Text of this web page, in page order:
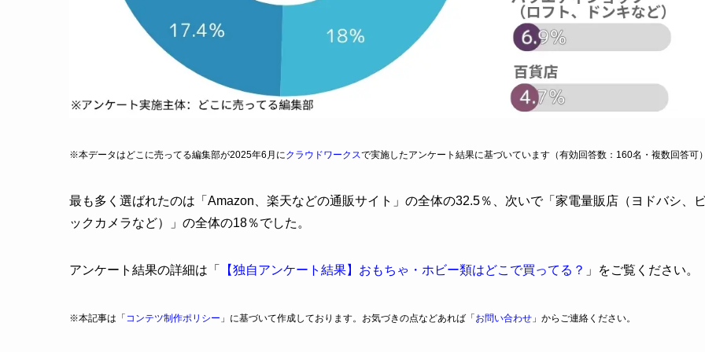
※本データはどこに売ってる編集部が2025年6月にクラウドワークスで実施したアンケート結果に基づいています（有効回答数：160名・複数回答可
最も多く選ばれたのは「Amazon、楽天などの通販サイト」の全体の32.5％、次いで「家電量販店（ヨドバシ、
ックカメラなど）」の全体の18％でした。
アンケート結果の詳細は「 【独自アンケート結果】おもちゃ・ホビー類はどこで買ってる？ 」をご覧ください。
※本記事は「 コンテツ制作ポリシー 」に基づいて作成しております。お気づきの点などあれば「 お問い合わせ 」からご連絡ください。